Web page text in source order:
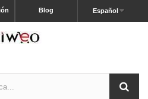
Español
Blog